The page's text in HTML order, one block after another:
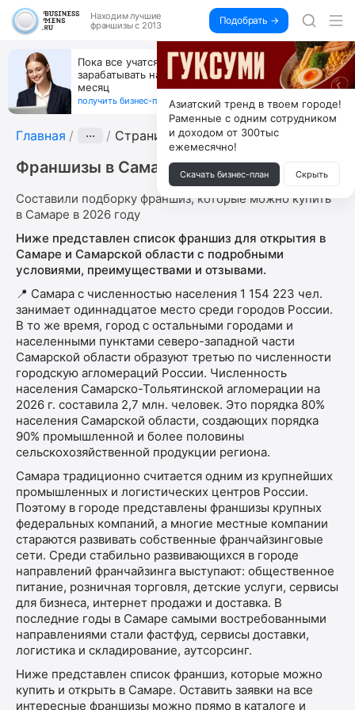
Находим лучшие
франшизы с 2013
Подобрать →
Пока все учатся пользоваться ИИ, вы можете
зарабатывать на их обучении по 500 тыс. каждый
месяц
получить бизнес-план ↓
Главная ··· Страница 4
Франшизы в Самаре
Составили подборку франшиз, которые можно купить
в Самаре в 2026 году
Ниже представлен список франшиз для открытия в
Самаре и Самарской области с подробными
условиями, преимуществами и отзывами.
📍 Самара с численностью населения 1 154 223 чел.
занимает одиннадцатое место среди городов России.
В то же время, город с остальными городами и
населенными пунктами северо-западной части
Самарской области образуют третью по численности
городскую агломераций России. Численность
населения Самарско-Тольятинской агломерации на
2026 г. составила 2,7 млн. человек. Это порядка 80%
населения Самарской области, создающих порядка
90% промышленной и более половины
сельскохозяйственной продукции региона.
Самара традиционно считается одним из крупнейших
промышленных и логистических центров России.
Поэтому в городе представлены франшизы крупных
федеральных компаний, а многие местные компании
стараются развивать собственные франчайзинговые
сети. Среди стабильно развивающихся в городе
направлений франчайзинга выступают: общественное
питание, розничная торговля, детские услуги, сервисы
для бизнеса, интернет продажи и доставка. В
последние годы в Самаре самыми востребованными
направлениями стали фастфуд, сервисы доставки,
логистика и складирование, аутсорсинг.
Ниже представлен список франшиз, которые можно
купить и открыть в Самаре. Оставить заявки на все
интересные франшизы можно прямо в каталоге и
Азиатский тренд в твоем городе!
Раменные с одним сотрудником
и доходом от 300тыс
ежемесячно!
Скачать бизнес-план Скрыть